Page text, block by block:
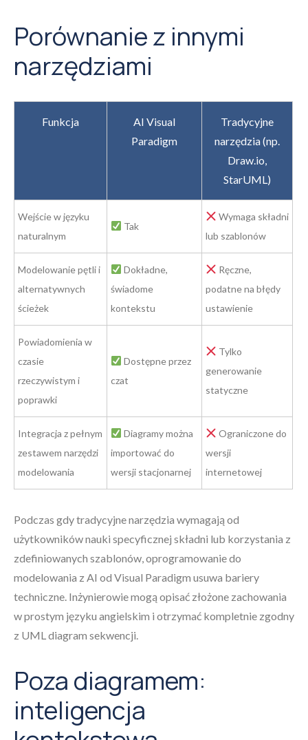
Porównanie z innymi
narzędziami
Funkcja
AI Visual
Paradigm
Tradycyjne
narzędzia (np.
Draw.io,
StarUML)
Wejście w języku
naturalnym
Tak
Wymaga składni
lub szablonów
Modelowanie pętli i
alternatywnych
ścieżek
Dokładne,
świadome
kontekstu
Ręczne,
podatne na błędy
ustawienie
Powiadomienia w
czasie
rzeczywistym i
poprawki
Dostępne przez
czat
Tylko
generowanie
statyczne
Integracja z pełnym
zestawem narzędzi
modelowania
Diagramy można
importować do
wersji stacjonarnej
Ograniczone do
wersji
internetowej
Podczas gdy tradycyjne narzędzia wymagają od
użytkowników nauki specyficznej składni lub korzystania z
zdefiniowanych szablonów, oprogramowanie do
modelowania z AI od Visual Paradigm usuwa bariery
techniczne. Inżynierowie mogą opisać złożone zachowania
w prostym języku angielskim i otrzymać kompletnie zgodny
z UML diagram sekwencji.
Poza diagramem:
inteligencja